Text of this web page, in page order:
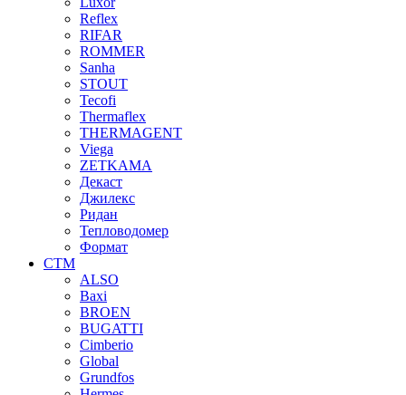
Reflex
RIFAR
ROMMER
Sanha
STOUT
Tecofi
Thermaflex
THERMAGENT
Viega
ZETKAMA
Декаст
Джилекс
Ридан
Тепловодомер
Формат
СТМ
ALSO
Baxi
BROEN
BUGATTI
Cimberio
Global
Grundfos